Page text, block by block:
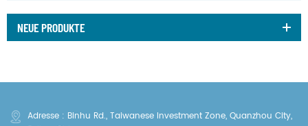
NEUE PRODUKTE
Adresse : Binhu Rd., Taiwanese Investment Zone, Quanzhou City,